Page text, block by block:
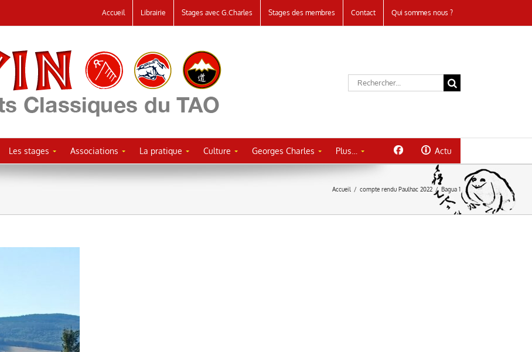
Accueil Librairie Stages avec G.Charles Stages des membres Contact Qui sommes nous ?
Rechercher:
Les stages Associations La pratique Culture Georges Charles Plus… Actu
Accueil / compte rendu Paulhac 2022 / Bagua 1